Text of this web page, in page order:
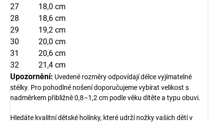
27
18,0 cm
28
18,6 cm
29
19,2 cm
30
20,0 cm
31
20,6 cm
32
21,4 cm
Upozornění: Uvedené rozměry odpovídají délce vyjímatelné
stélky. Pro pohodlné nošení doporučujeme vybírat velikost s
nadměrkem přibližně 0,8–1,2 cm podle věku dítěte a typu obuvi.
Hledáte kvalitní dětské holínky, které udrží nožky vašich dětí v